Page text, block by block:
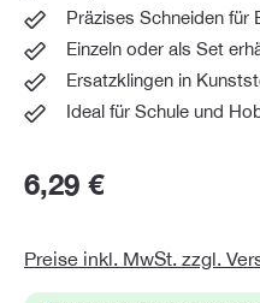
Präzises Schneiden für
Einzeln oder als Set
Ersatzklingen in
Ideal für Schule und
6,29 €
Preise inkl. MwSt. zzgl.